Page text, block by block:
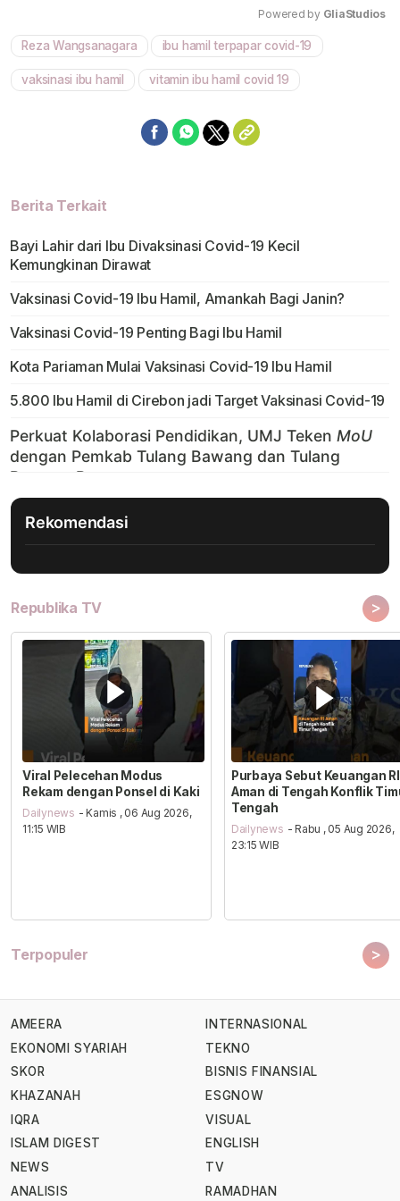
Powered by GliaStudios
Reza Wangsanagara ibu hamil terpapar covid-19
vaksinasi ibu hamil vitamin ibu hamil covid 19
Berita Terkait
Bayi Lahir dari Ibu Divaksinasi Covid-19 Kecil
Kemungkinan Dirawat
Vaksinasi Covid-19 Ibu Hamil, Amankah Bagi Janin?
Vaksinasi Covid-19 Penting Bagi Ibu Hamil
Kota Pariaman Mulai Vaksinasi Covid-19 Ibu Hamil
5.800 Ibu Hamil di Cirebon jadi Target Vaksinasi Covid-19
Rekomendasi
Republika TV >
Viral Pelecehan Modus
Rekam dengan Ponsel di Kaki
Dailynews - Kamis , 06 Aug 2026,
11:15 WIB
Purbaya Sebut Keuangan RI
Aman di Tengah Konflik
Tengah
Dailynews - Rabu , 05 Aug 2026,
23:15 WIB
Terpopuler >
AMEERA
EKONOMI SYARIAH
SKOR
KHAZANAH
IQRA
ISLAM DIGEST
NEWS
ANALISIS
INTERNASIONAL
TEKNO
BISNIS FINANSIAL
ESGNOW
VISUAL
ENGLISH
TV
RAMADHAN